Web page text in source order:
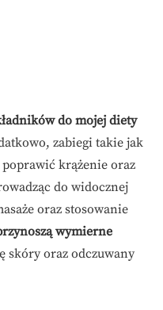
do mojej diety
zabiegi takie jak
krążenie oraz
do widocznej
oraz stosowanie
wymierne
skóry oraz odczuwany